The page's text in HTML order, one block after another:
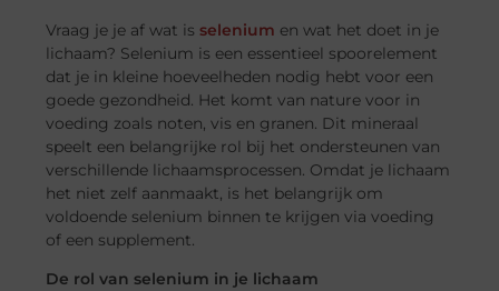
Vraag je je af wat isselenium en wat het doet in je
lichaam? Selenium is een essentieel spoorelement
dat je in kleine hoeveelheden nodig hebt voor een
goede gezondheid. Het komt van nature voor in
voeding zoals noten, vis en granen. Dit mineraal
speelt een belangrijke rol bij het ondersteunen van
verschillende lichaamsprocessen. Omdat je lichaam
het niet zelf aanmaakt, is het belangrijk om
voldoende selenium binnen te krijgen via voeding
of een supplement.
De rol van selenium in je lichaam